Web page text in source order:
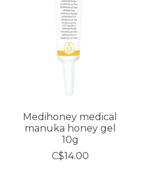
Medihoney medical
manuka honey gel
10g
C$14.00